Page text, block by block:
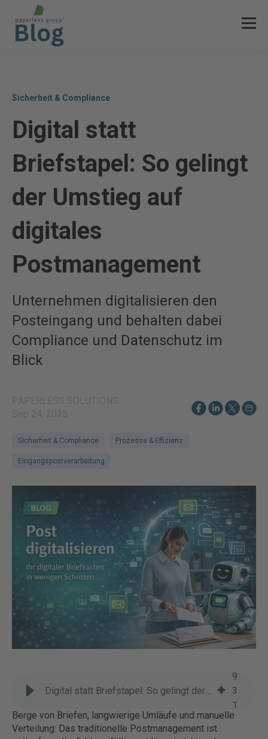
Sicherheit & Compliance
Digital statt
Briefstapel: So gelingt
der Umstieg auf
digitales
Postmanagement
Unternehmen digitalisieren den
Posteingang und behalten dabei
Compliance und Datenschutz im
Blick
Sicherheit & Compliance Prozesse & Effizienz
Eingangspostverarbeitung
Digital statt Briefstapel: So gelingt der Umstieg auf digitales Postmanagement
9:
3
1
Berge von Briefen, langwierige Umläufe und manuelle
Verteilung: Das traditionelle Postmanagement ist